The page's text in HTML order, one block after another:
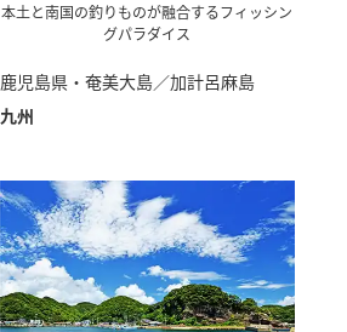
本土と南国の釣りものが融合するフィッシン
グパラダイス
鹿児島県・奄美大島／加計呂麻島
九州